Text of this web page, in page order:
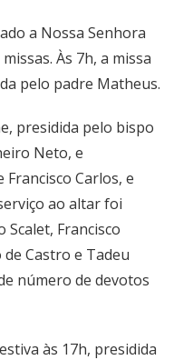
a Nossa Senhora
Às 7h, a missa
pelo padre Matheus.
presidida pelo bispo
Neto, e
Carlos, e
ao altar foi
Scalet, Francisco
Castro e Tadeu
número de devotos
às 17h, presidida